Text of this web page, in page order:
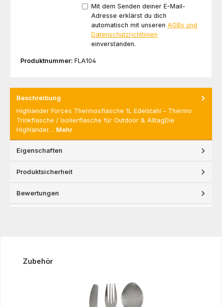
Mit dem Senden deiner E-Mail-
Adresse erklärst du dich
automatisch mit unserenAGBs und
Datenschutzrichtlinien
einverstanden.
Produktnummer: FLA104
Beschreibung
Highlander Forces Thermosflasche 1L Edelstahl – Thermo
Trinkflasche / Isolierflasche für Outdoor & AlltagDie
Highlander… Mehr
Eigenschaften
Produktsicherheit
Bewertungen
Produktgalerie überspringen
Zubehör